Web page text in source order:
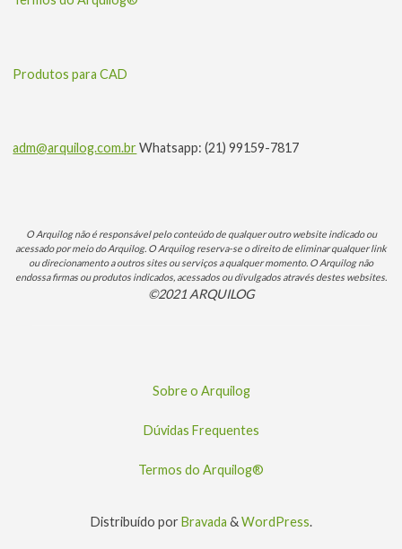
Produtos para CAD
adm@arquilog.com.brWhatsapp: (21) 99159-7817
O Arquilog não é responsável pelo conteúdo de qualquer outro website indicado ou
acessado por meio do Arquilog. O Arquilog reserva-se o direito de eliminar qualquer link
ou direcionamento a outros sites ou serviços a qualquer momento. O Arquilog não
endossa firmas ou produtos indicados, acessados ou divulgados através destes websites.
©2021 ARQUILOG
Sobre o Arquilog
Dúvidas Frequentes
Termos do Arquilog®
Distribuído por Bravada &WordPress.